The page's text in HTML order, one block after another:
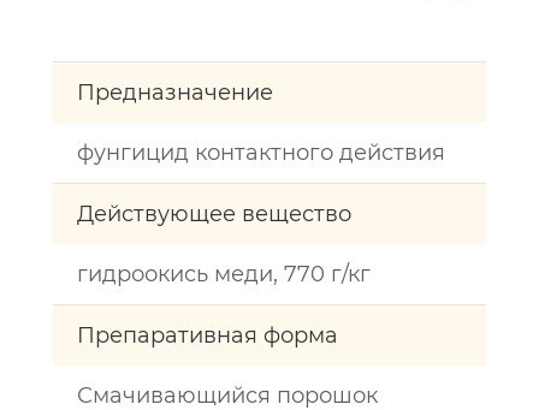
Предназначение
фунгицид контактного действия
Действующее вещество
гидроокись меди, 770 г/кг
Препаративная форма
Смачивающийся порошок